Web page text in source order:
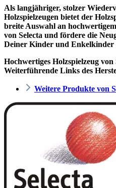
Als langjähriger, stolzer
Holzspielzeugen bietet der
breite Auswahl an
von Selecta und fördere die
Deiner Kinder und Enkelkinder
Hochwertiges Holzspielzeug
Weiterführende Links des
Weitere Produkte von